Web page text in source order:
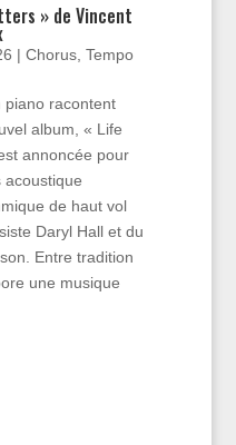
» de Vincent
|Chorus ,Tempo
piano racontent
album, « Life
annoncée pour
acoustique
de haut vol
Daryl Hall et du
Entre tradition
une musique